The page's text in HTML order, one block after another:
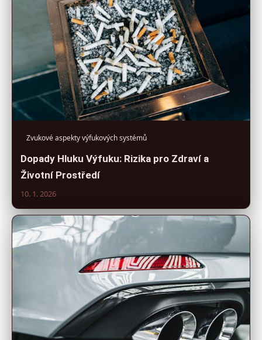
Zvukové aspekty výfukových systémů
Dopady Hluku Výfuku: Rizika pro Zdraví a
Životní Prostředí
10. 1. 2026